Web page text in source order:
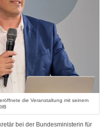
die Veranstaltung mit seinem
bei der Bundesministerin für